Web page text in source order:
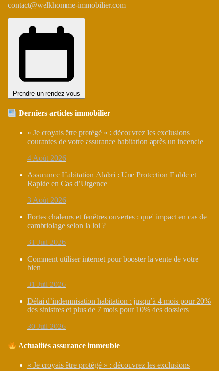
contact@welkhomme-immobilier.com
Prendre un rendez-vous
Derniers articles immobilier
« Je croyais être protégé » : découvrez les exclusions
courantes de votre assurance habitation après un incendie
4 Août 2026
Assurance Habitation Alabri : Une Protection Fiable et
Rapide en Cas d’Urgence
3 Août 2026
Fortes chaleurs et fenêtres ouvertes : quel impact en cas de
cambriolage selon la loi ?
31 Juil 2026
Comment utiliser internet pour booster la vente de votre
bien
31 Juil 2026
Délai d’indemnisation habitation : jusqu’à 4 mois pour 20%
des sinistres et plus de 7 mois pour 10% des dossiers
30 Juil 2026
Actualités assurance immeuble
« Je croyais être protégé » : découvrez les exclusions